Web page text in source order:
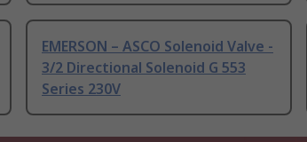
EMERSON – ASCO Solenoid Valve -
3/2 Directional Solenoid G 553
Series 230V